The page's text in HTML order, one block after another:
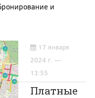
и
17 января
2024 г. —
13:55
Платные